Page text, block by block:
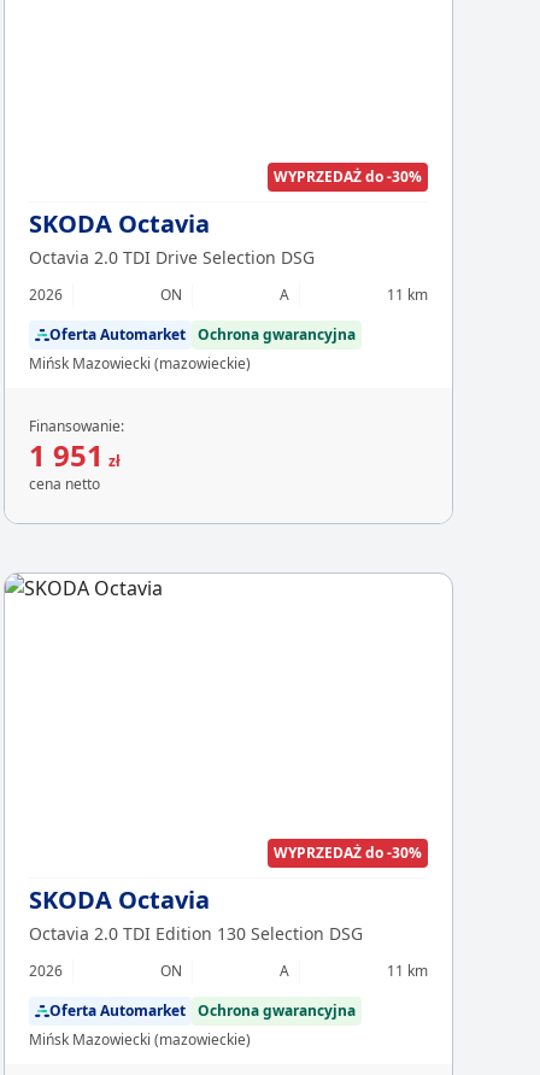
WYPRZEDAŻ do -30%
SKODA Octavia
Octavia 2.0 TDI Drive Selection DSG
2026 ON A
11 km
Oferta Automarket
Ochrona gwarancyjna
Mińsk Mazowiecki (mazowieckie)
Finansowanie:
1 951 zł
cena netto
WYPRZEDAŻ do -30%
SKODA Octavia
Octavia 2.0 TDI Edition 130 Selection DSG
2026 ON A
11 km
Oferta Automarket
Ochrona gwarancyjna
Mińsk Mazowiecki (mazowieckie)